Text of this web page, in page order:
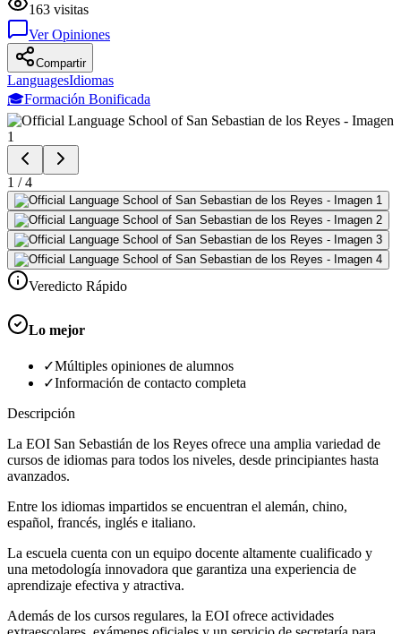
163 visitas
Ver Opiniones
Compartir
LanguagesIdiomas
🎓Formación Bonificada
1 /4
Veredicto Rápido
Lo mejor
✓Múltiples opiniones de alumnos
✓Información de contacto completa
Descripción
La EOI San Sebastián de los Reyes ofrece una amplia variedad de
cursos de idiomas para todos los niveles, desde principiantes hasta
avanzados.
Entre los idiomas impartidos se encuentran el alemán, chino,
español, francés, inglés e italiano.
La escuela cuenta con un equipo docente altamente cualificado y
una metodología innovadora que garantiza una experiencia de
aprendizaje efectiva y atractiva.
Además de los cursos regulares, la EOI ofrece actividades